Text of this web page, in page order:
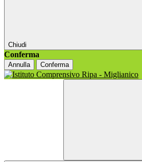
Chiudi
Conferma
Annulla Conferma